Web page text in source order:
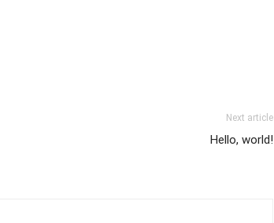
Next article
Hello, world!